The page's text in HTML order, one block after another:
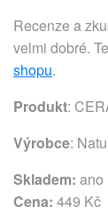
Recenze a
velmi dobré.
shopu.
Produkt:
Výrobce:
Skladem: ano
Cena: 449 Kč